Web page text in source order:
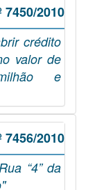
2010
crédito
valor de
e
2010
“4” da